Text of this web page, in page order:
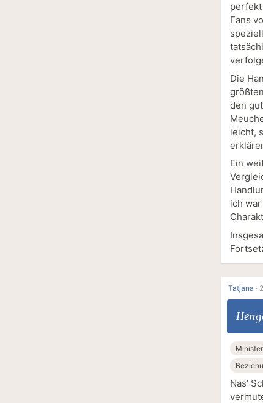
perfekt
Fans
Die
den
leicht,
Ein
ich
Tatjana ·
Nas'